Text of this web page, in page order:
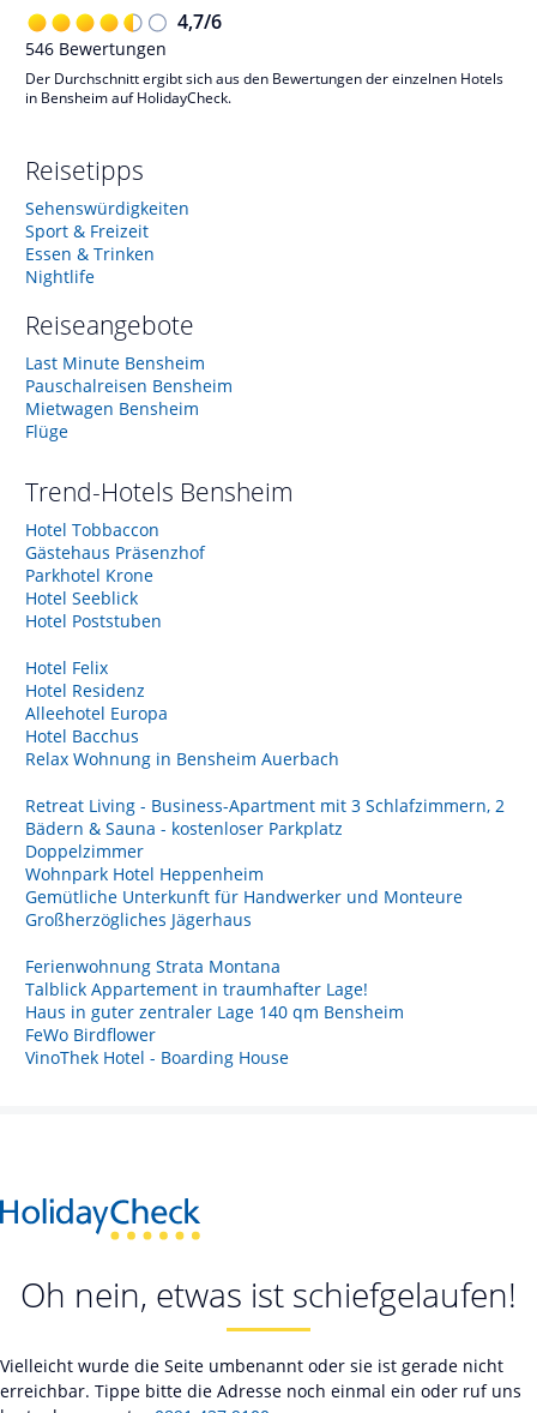
4,7/6
546 Bewertungen
Der Durchschnitt ergibt sich aus den Bewertungen der einzelnen Hotels
in Bensheim auf HolidayCheck.
Reisetipps
Sehenswürdigkeiten
Sport & Freizeit
Essen & Trinken
Nightlife
Reiseangebote
Last Minute Bensheim
Pauschalreisen Bensheim
Mietwagen Bensheim
Flüge
Trend-Hotels Bensheim
Hotel Tobbaccon
Gästehaus Präsenzhof
Parkhotel Krone
Hotel Seeblick
Hotel Poststuben
Hotel Felix
Hotel Residenz
Alleehotel Europa
Hotel Bacchus
Relax Wohnung in Bensheim Auerbach
Retreat Living - Business-Apartment mit 3 Schlafzimmern, 2
Bädern & Sauna - kostenloser Parkplatz
Doppelzimmer
Wohnpark Hotel Heppenheim
Gemütliche Unterkunft für Handwerker und Monteure
Großherzögliches Jägerhaus
Ferienwohnung Strata Montana
Talblick Appartement in traumhafter Lage!
Haus in guter zentraler Lage 140 qm Bensheim
FeWo Birdflower
VinoThek Hotel - Boarding House
Oh nein, etwas ist schiefgelaufen!
Vielleicht wurde die Seite umbenannt oder sie ist gerade nicht
erreichbar. Tippe bitte die Adresse noch einmal ein oder ruf uns